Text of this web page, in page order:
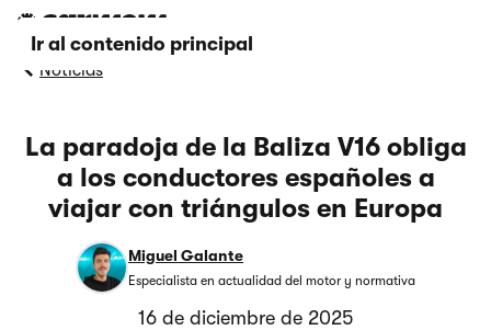
Ir al contenido principal
Noticias
La paradoja de la Baliza V16 obliga
a los conductores españoles a
viajar con triángulos en Europa
Miguel Galante
Especialista en actualidad del motor y normativa
16 de diciembre de 2025